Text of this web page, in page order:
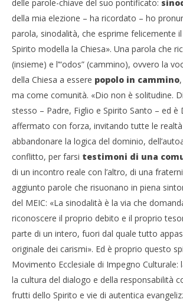
delle parole-chiave del suo pontificato:
della mia elezione – ha ricordato – ho
parola, sinodalità, che esprime felicemente
Spirito modella la Chiesa». Una parola che
(insieme) e l’“odos” (cammino), ovvero la
della Chiesa a essere popolo in cammino
ma come comunità. «Dio non è solitudine.
stesso – Padre, Figlio e Spirito Santo – ed è
affermato con forza, invitando tutte le
abbandonare la logica del dominio,
conflitto, per farsi testimoni di una
di un incontro reale con l’altro, di una
aggiunto parole che risuonano in piena
del MEIC: «La sinodalità è la via che
riconoscere il proprio debito e il proprio
parte di un intero, fuori dal quale tutto
originale dei carismi». Ed è proprio questo
Movimento Ecclesiale di Impegno Culturale:
la cultura del dialogo e della responsabilità
frutti dello Spirito e vie di autentica